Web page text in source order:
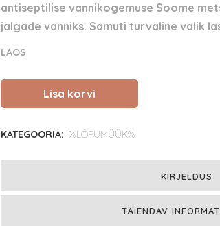
oli:
6.90 €.
on:
3.90 €.
antiseptilise vannikogemuse Soome
jalgade vanniks. Samuti turvaline valik
LAOS
kask
Lisa korvi
KATEGOORIA: %LÕPUMÜÜK%
KIRJELDUS
TÄIENDAV